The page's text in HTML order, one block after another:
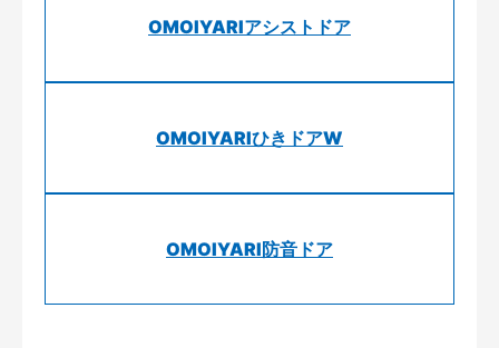
OMOIYARIアシストドア
OMOIYARIひきドアW
OMOIYARI防音ドア